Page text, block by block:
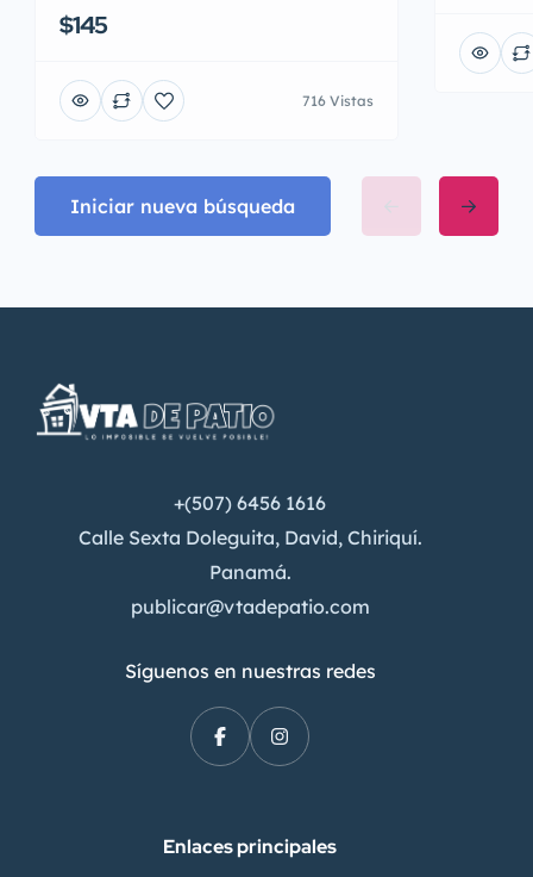
$145
716 Vistas
Iniciar nueva búsqueda
+(507) 6456 1616
Calle Sexta Doleguita, David, Chiriquí.
Panamá.
publicar@vtadepatio.com
Síguenos en nuestras redes
Enlaces principales